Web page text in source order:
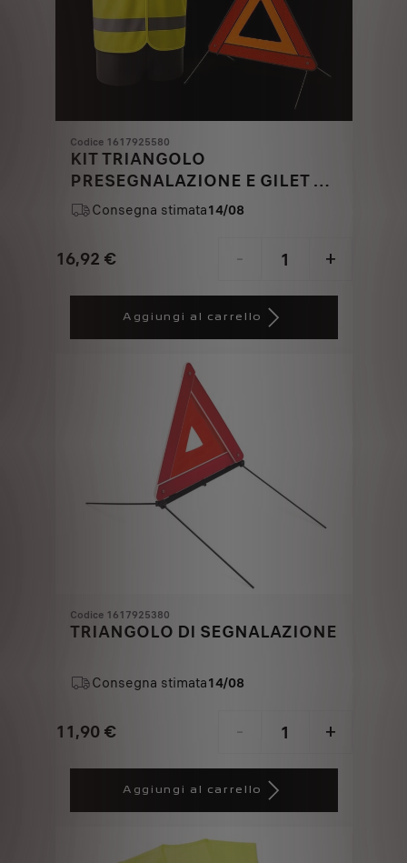
Codice 1617925580
KIT TRIANGOLO
PRESEGNALAZIONE E GILET DI
SICUREZZA
Consegna stimata14/08
16,92 €
Price
- +
Quantity
Aggiungi al carrello
Codice 1617925380
TRIANGOLO DI SEGNALAZIONE
Consegna stimata14/08
11,90 €
Price
- +
Quantity
Aggiungi al carrello